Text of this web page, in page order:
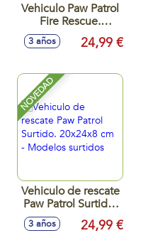
Vehiculo Paw Patrol
Fire Rescue.
20,3x25,4x8,13 cm.
- Modelos surtidos
3 años 24,99 €
NOVEDAD
Vehiculo de rescate
Paw Patrol Surtido.
20x24x8 cm -
Modelos surtidos
3 años 24,99 €